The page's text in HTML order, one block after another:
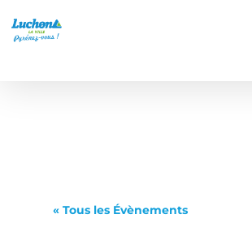
« Tous les Évènements